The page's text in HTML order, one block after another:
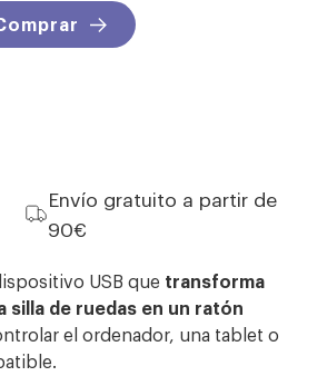
Envío gratuito a partir de
90€
USB que transforma
silla de ruedas en un ratón
el ordenador, una tablet o